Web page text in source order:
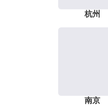
杭州
南京